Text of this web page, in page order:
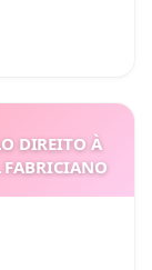
DIREITO À
FABRICIANO